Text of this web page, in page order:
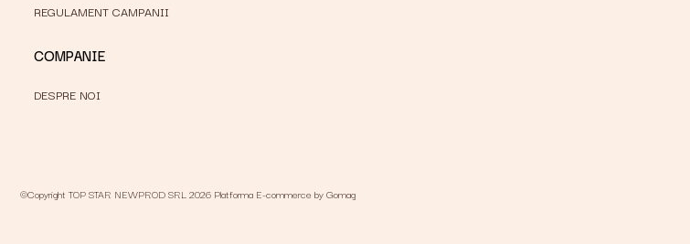
REGULAMENT CAMPANII
COMPANIE
DESPRE NOI
©Copyright TOP STAR NEWPROD SRL 2026 Platforma E-commerce by Gomag